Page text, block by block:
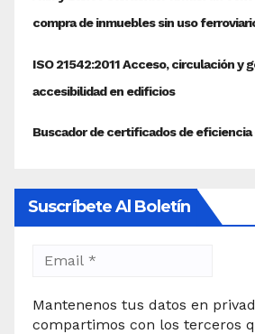
Suscríbete Al Boletín
Mantenenos tus datos en
compartimos con los terceros